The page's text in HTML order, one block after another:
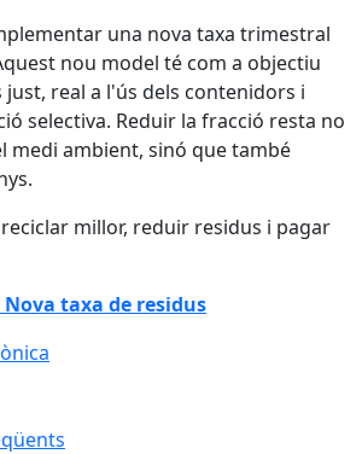
una nova taxa trimestral
nou model té com a objectiu
real a l'ús dels contenidors i
selectiva. Reduir la fracció resta no
medi ambient, sinó que també
millor, reduir residus i pagar
taxa de residus